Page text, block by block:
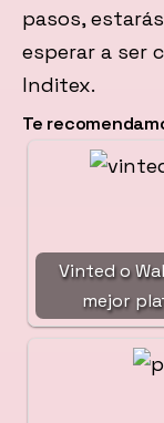
pasos,
esperar a ser
Inditex.
Te
Vinted o
mejor